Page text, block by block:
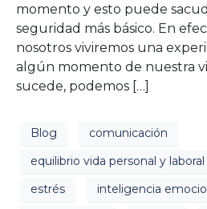
momento y esto puede
seguridad más básico. En
nosotros viviremos una
algún momento de nuestra
sucede, podemos […]
Blog
comunicación
equilibrio vida personal y laboral
estrés
inteligencia